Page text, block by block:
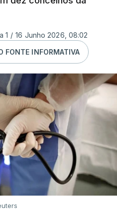
1 / 16 Junho 2026, 08:02
FONTE INFORMATIVA